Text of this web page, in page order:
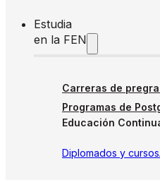
Estudia
en la FEN
Carreras de
Programas de
Educación
Diplomados y cursos